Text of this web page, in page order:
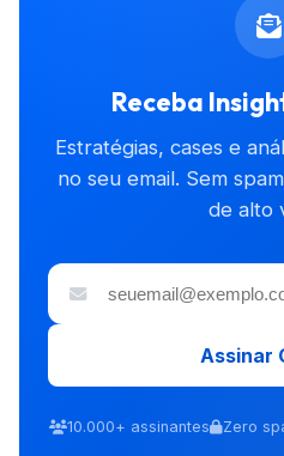
Receba
Estratégias, cases e
no seu email. Sem
de alto
Assinar
10.000+ assinantes Zero